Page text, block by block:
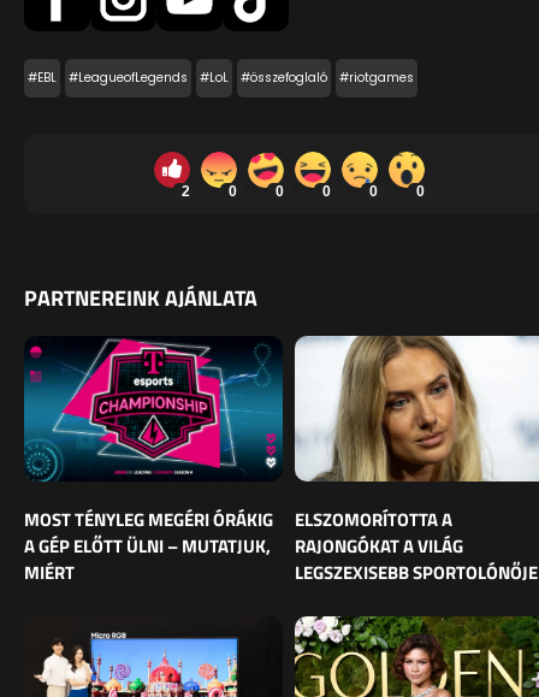
#EBL #LeagueofLegends #LoL #összefoglaló #riotgames
2 0 0 0 0 0
PARTNEREINK AJÁNLATA
MOST TÉNYLEG MEGÉRI ÓRÁKIG
A GÉP ELŐTT ÜLNI – MUTATJUK,
MIÉRT
ELSZOMORÍTOTTA A
RAJONGÓKAT A VILÁG
LEGSZEXISEBB SPORTOLÓNŐJE